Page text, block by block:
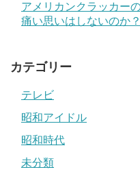
アメリカンクラッカー
痛い思いはしないのか？
カテゴリー
テレビ
昭和アイドル
昭和時代
未分類